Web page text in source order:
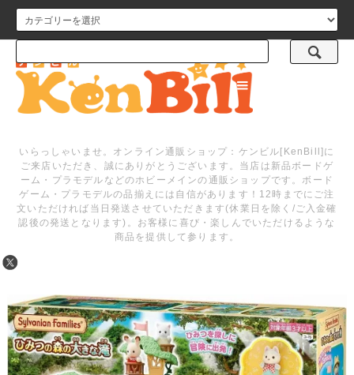
メニュー
いらっしゃいませ。オンライン通販ショップ：ケンビル[KenBill]に
ご来店いただき、誠にありがとうございます。当店は新品ボードゲ
ーム・プラモデルなどのホビーメインの通販ショップです。ボード
ゲーム・プラモデルの品揃えには自信があります！12時までにご注
文いただければ当日発送させていただきます(休業日を除く/ご入金確
認後の発送となります)。お客様に喜び・楽しんでいただけるような
商品を提供して参ります。